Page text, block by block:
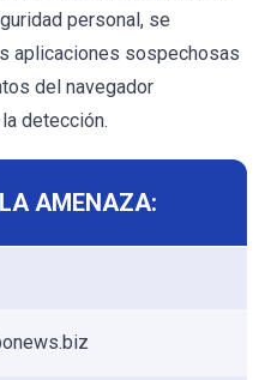
personal, se
aplicaciones sospechosas
del navegador
detección.
AMENAZA: